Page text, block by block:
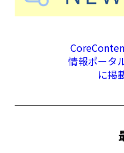
情報ポータ
に掲